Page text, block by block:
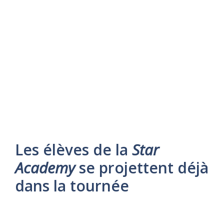
Les élèves de la Star
Academyse projettent déjà
dans la tournée